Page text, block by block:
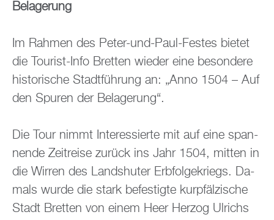
Be­la­ge­rung
Im Rah­men des Peter-und-Paul-Fes­tes bie­tet
die Tou­rist-Info Brett­en wie­der eine be­son­de­re
his­to­ri­sche Stadt­füh­rung an: „Anno 1504 – Auf
den Spu­ren der Be­la­ge­rung“.
Die Tour nimmt In­ter­es­sier­te mit auf eine span­
nen­de Zeit­rei­se zu­rück ins Jahr 1504, mit­ten in
die Wir­ren des Lands­hu­ter Erb­fol­ge­kriegs. Da­
mals wurde die stark be­fes­tig­te kur­pfäl­zi­sche
Stadt Brett­en von einem Heer Her­zog Ul­richs